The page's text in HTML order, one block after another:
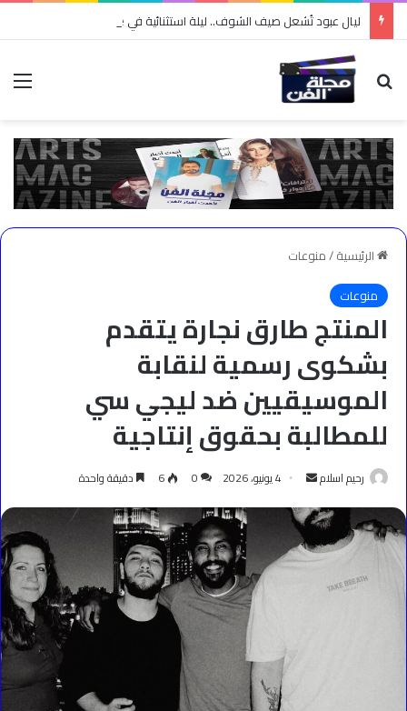
بحث عن
الرئيسية/منوعات
منوعات
المنتج طارق نجارة يتقدم
بشكوى رسمية لنقابة
الموسيقيين ضد ليجي سي
للمطالبة بحقوق إنتاجية
رحيم اسلام
أرسل
إلكترونيا
4 يونيو، 2026 0
6 دقيقة واحدة